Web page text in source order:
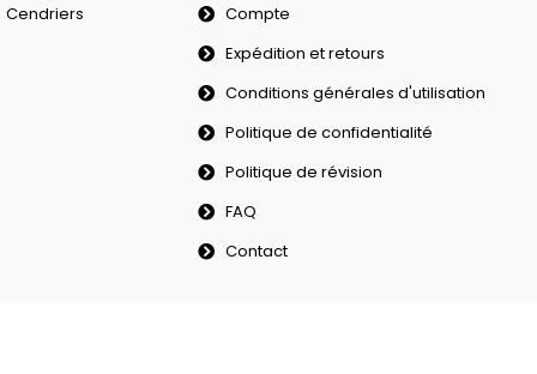
Cendriers
Compte
Expédition et retours
Conditions générales d'utilisation
Politique de confidentialité
Politique de révision
FAQ
Contact